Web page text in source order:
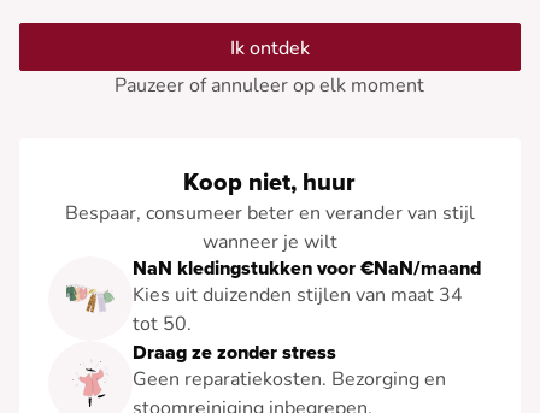
Ik ontdek
Pauzeer of annuleer op elk moment
Koop niet, huur
Bespaar, consumeer beter en verander van stijl
wanneer je wilt
NaN kledingstukken voor €NaN/maand
Kies uit duizenden stijlen van maat 34
tot 50.
Draag ze zonder stress
Geen reparatiekosten. Bezorging en